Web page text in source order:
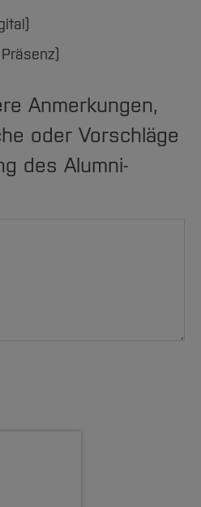
Anmerkungen,
oder Vorschläge
des Alumni-